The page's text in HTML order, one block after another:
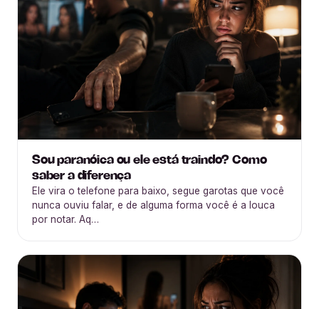
Sou paranóica ou ele está traindo? Como
saber a diferença
Ele vira o telefone para baixo, segue garotas que você
nunca ouviu falar, e de alguma forma você é a louca
por notar. Aq…